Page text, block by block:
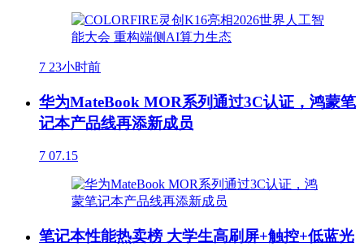
7 23小时前
华为MateBook MOR系列通过3C认证，鸿蒙笔
记本产品线再添新成员
7 07.15
笔记本性能热卖榜 大学生高刷屏+触控+低蓝光